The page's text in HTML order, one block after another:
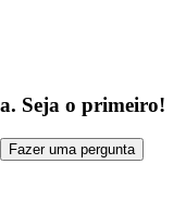
Seja o primeiro!
Fazer uma pergunta